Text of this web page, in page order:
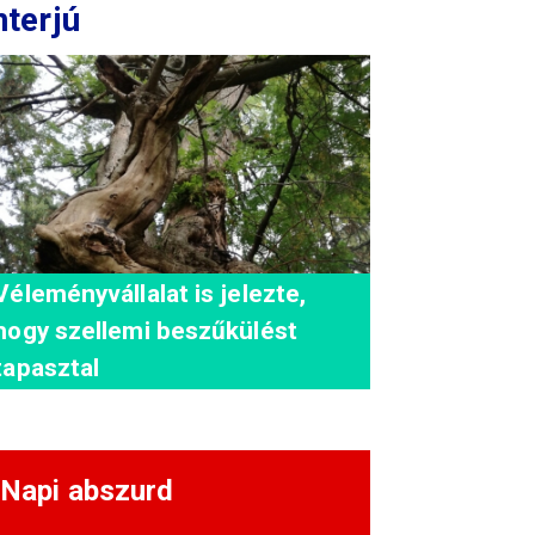
is jelezte,
szellemi beszűkülést
Napi abszurd